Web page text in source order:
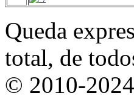
Queda
total, de
© 2010-2024